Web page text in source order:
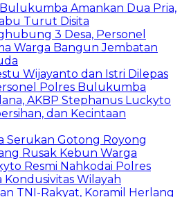
Amankan Dua Pria,
Turut Disita
3 Desa, Personel
Warga Bangun Jembatan
Wijayanto dan Istri Dilepas
Polres Bulukumba
AKBP Stephanus Luckyto
dan Kecintaan
Serukan Gotong Royong
Rusak Kebun Warga
Resmi Nahkodai Polres
Wilayah
TNI-Rakyat, Koramil Herlang